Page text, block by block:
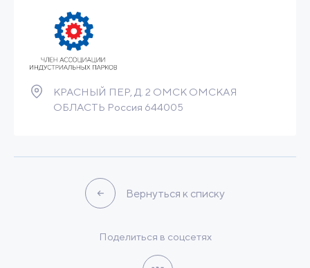
КРАСНЫЙ ПЕР, Д. 2 ОМСК ОМСКАЯ
ОБЛАСТЬ Россия 644005
Вернуться к списку
Поделиться в соцсетях